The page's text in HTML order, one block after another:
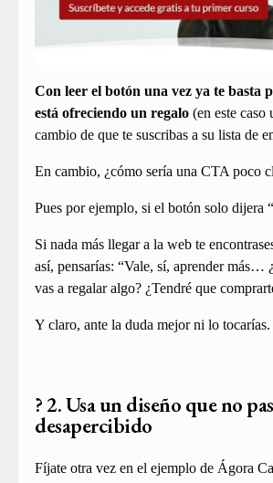
Con leer el botón una vez ya te basta
está ofreciendo un regalo (en este caso
cambio de que te suscribas a su lista de
En cambio, ¿cómo sería una CTA poco
Pues por ejemplo, si el botón solo dijera
Si nada más llegar a la web te
así, pensarías: “Vale, sí, aprender más…
vas a regalar algo? ¿Tendré que
Y claro, ante la duda mejor ni lo tocarías.
? 2. Usa un diseño que no
desapercibido
Fíjate otra vez en el ejemplo de Ágora